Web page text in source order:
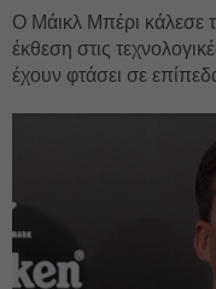
Ο Μάικλ Μπέρι κάλεσε
έκθεση στις
έχουν φτάσει σε